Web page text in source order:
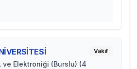
ve Elektroniği (Burslu) (4
Vakıf